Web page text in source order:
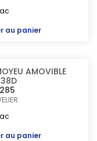
au panier
AMOVIBLE
au panier